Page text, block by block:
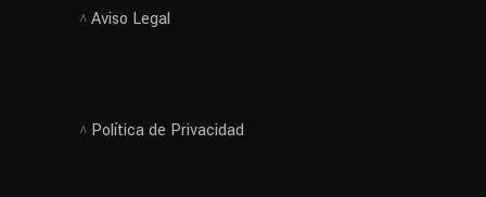
Aviso Legal
Política de Privacidad